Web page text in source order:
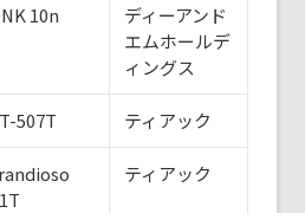
10n
ディーアンド
エムホールデ
ィングス
507T ティアック
ティアック